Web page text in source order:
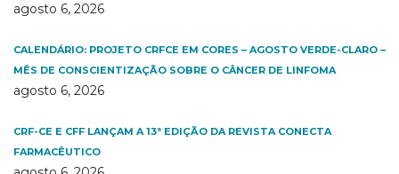
agosto 6, 2026
CALENDÁRIO: PROJETO CRFCE EM CORES – AGOSTO VERDE-CLARO –
MÊS DE CONSCIENTIZAÇÃO SOBRE O CÂNCER DE LINFOMA
agosto 6, 2026
CRF-CE E CFF LANÇAM A 13ª EDIÇÃO DA REVISTA CONECTA
FARMACÊUTICO